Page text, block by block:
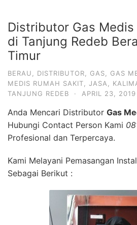
Distributor Gas Medis
di Tanjung Redeb
Timur
BERAU DISTRIBUTOR GAS GAS
MEDIS RUMAH SAKIT
JASA
TANJUNG REDEB
· APRIL 23, 2019
Anda Mencari Distributor Gas
Hubungi Contact Person Kami
Profesional dan Terpercaya.
Kami Melayani Pemasangan
Sebagai Berikut :